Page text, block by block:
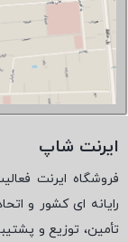
ایرنت شاپ
فروشگاه ایرنت
رایانه ای کشور و
تأمین، توزیع و